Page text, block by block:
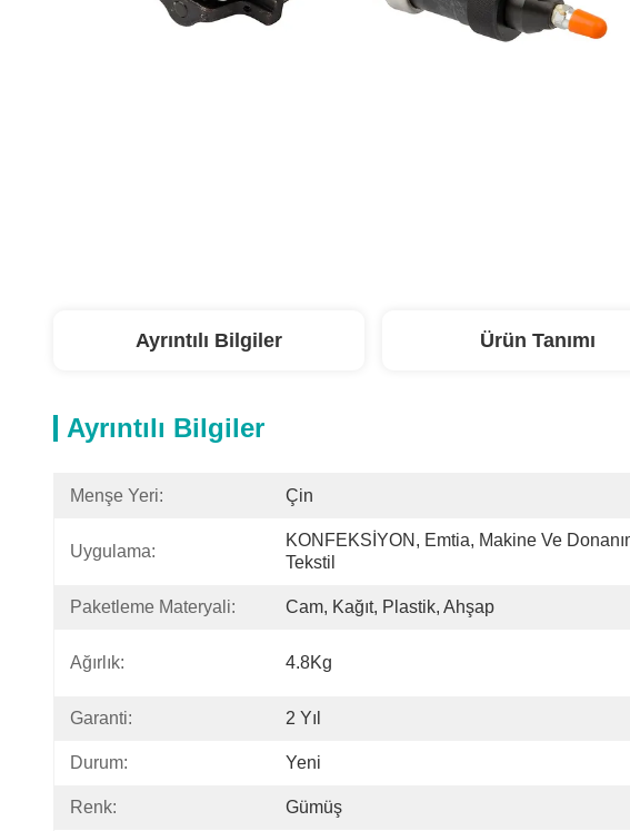
Ayrıntılı Bilgiler Ürün Tanımı
Ayrıntılı Bilgiler
Menşe Yeri: Çin
Uygulama:
KONFEKSİYON, Emtia, Makine Ve
Tekstil
Paketleme Materyali: Cam, Kağıt, Plastik, Ahşap
Ağırlık: 4.8Kg
Garanti: 2 Yıl
Durum: Yeni
Renk: Gümüş